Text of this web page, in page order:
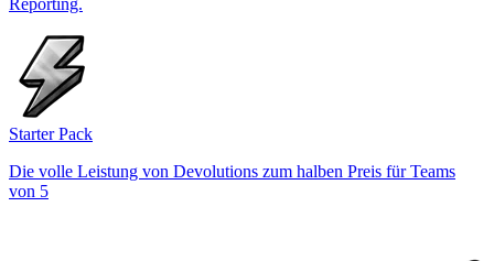
Reporting.
Starter Pack
Die volle Leistung von Devolutions zum halben Preis für Teams
von 5